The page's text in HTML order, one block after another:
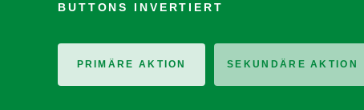
BUTTONS INVERTIERT
PRIMÄRE AKTION SEKUNDÄRE AKTION